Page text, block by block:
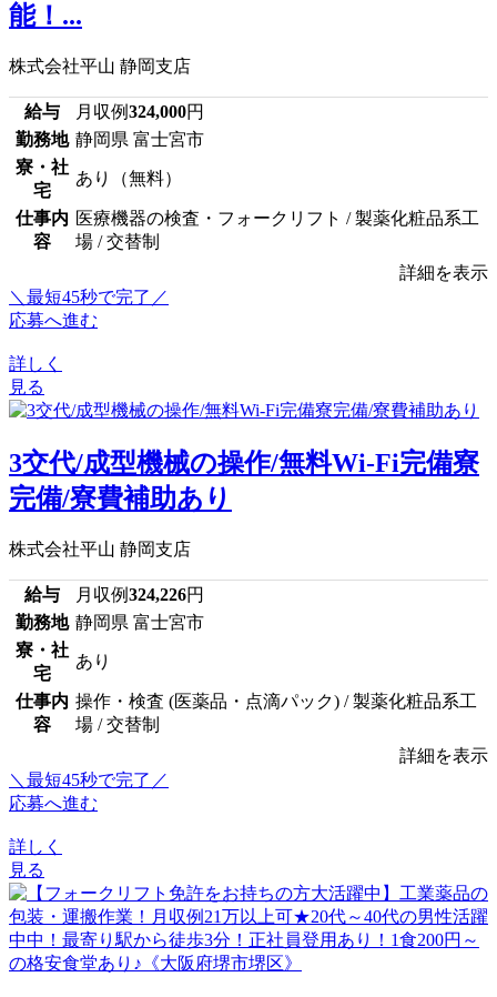
能！...
株式会社平山 静岡支店
給与 月収例324,000円
勤務地 静岡県 富士宮市
寮・社
宅
あり（無料）
仕事内
容
医療機器の検査・フォークリフト / 製薬化粧品系工
場 / 交替制
詳細を表示
＼最短45秒で完了／
応募へ進む
詳しく
見る
3交代/成型機械の操作/無料Wi-Fi完備寮
完備/寮費補助あり
株式会社平山 静岡支店
給与 月収例324,226円
勤務地 静岡県 富士宮市
寮・社
宅
あり
仕事内
容
操作・検査 (医薬品・点滴パック) / 製薬化粧品系工
場 / 交替制
詳細を表示
＼最短45秒で完了／
応募へ進む
詳しく
見る